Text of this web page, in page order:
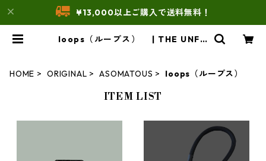
¥13,000以上ご購入で送料無料！
loops（ループス） | THE UNFO
HOME ORIGINAL ASOMATOUS loops（ループス）
ITEM LIST